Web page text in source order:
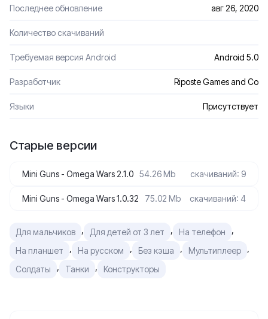
Последнее обновление авг 26, 2020
Количество скачиваний
Требуемая версия Android Android 5.0
Разработчик Riposte Games and Co
Языки Присутствует
Старые версии
Mini Guns - Omega Wars 2.1.0 54.26 Mb скачиваний: 9
Mini Guns - Omega Wars 1.0.32 75.02 Mb скачиваний: 4
Для мальчиков , Для детей от 3 лет , На телефон ,
На планшет , На русском , Без кэша , Мультиплеер ,
Солдаты , Танки , Конструкторы